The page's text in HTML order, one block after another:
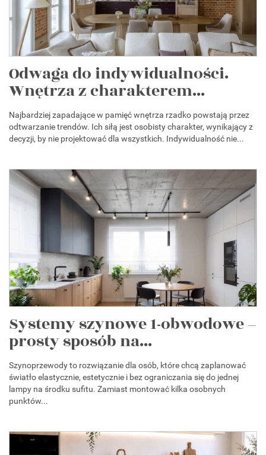
Odwaga do indywidualności.
Wnętrza z charakterem...
Najbardziej zapadające w pamięć wnętrza rzadko powstają przez
odtwarzanie trendów. Ich siłą jest osobisty charakter, wynikający z
decyzji, by nie projektować dla wszystkich. Indywidualność nie...
Systemy szynowe 1-obwodowe –
prosty sposób na...
Szynoprzewody to rozwiązanie dla osób, które chcą zaplanować
światło elastycznie, estetycznie i bez ograniczania się do jednej
lampy na środku sufitu. Zamiast montować kilka osobnych
punktów...